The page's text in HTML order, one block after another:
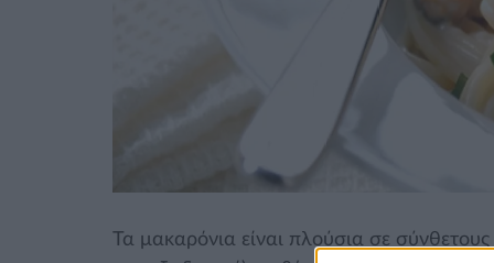
Τα μακαρόνια είναι πλούσια σε